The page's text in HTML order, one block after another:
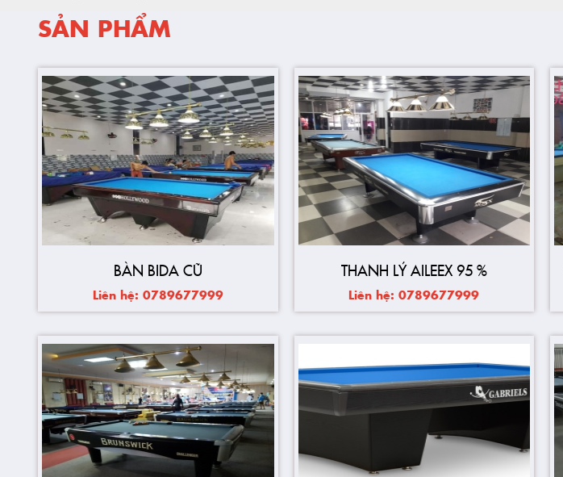
SẢN PHẨM
BÀN BIDA CŨ
Liên hệ: 0789677999
THANH LÝ AILEEX 95 %
Liên hệ: 0789677999